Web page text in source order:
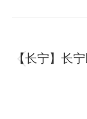
章
【长宁】长